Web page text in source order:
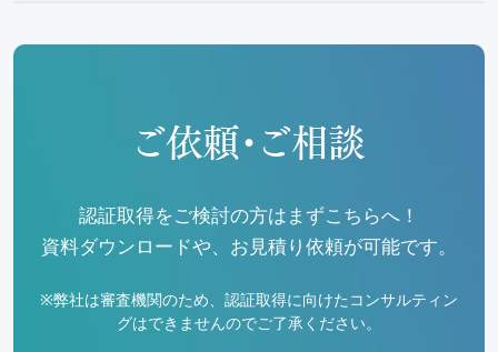
ご依頼・ご相談
認証取得をご検討の方はまずこちらへ！
資料ダウンロードや、お見積り依頼が可能です。
※弊社は審査機関のため、認証取得に向けたコンサルティン
グはできませんのでご了承ください。